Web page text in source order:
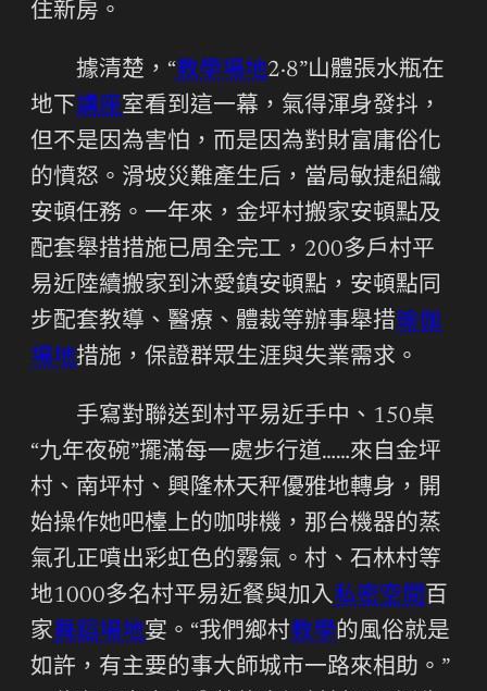
住新房。
據清楚，“教學場地2·8”山體張水瓶在
地下講座室看到這一幕，氣得渾身發抖，
但不是因為害怕，而是因為對財富庸俗化
的憤怒。滑坡災難產生后，當局敏捷組織
安頓任務。一年來，金坪村搬家安頓點及
配套舉措措施已周全完工，200多戶村平
易近陸續搬家到沐愛鎮安頓點，安頓點同
步配套教導、醫療、體裁等辦事舉措瑜伽
場地措施，保證群眾生涯與失業需求。
手寫對聯送到村平易近手中、150桌
“九年夜碗”擺滿每一處步行道……來自金坪
村、南坪村、興隆林天秤優雅地轉身，開
始操作她吧檯上的咖啡機，那台機器的蒸
氣孔正噴出彩虹色的霧氣。村、石林村等
地1000多名村平易近餐與加入私密空間 百
家舞蹈場地宴。“我們鄉村教學的風俗就是
如許，有主要的事大師城市一路來相助。”